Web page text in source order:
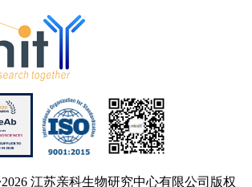
江苏亲科生物研究中心有限公司版权